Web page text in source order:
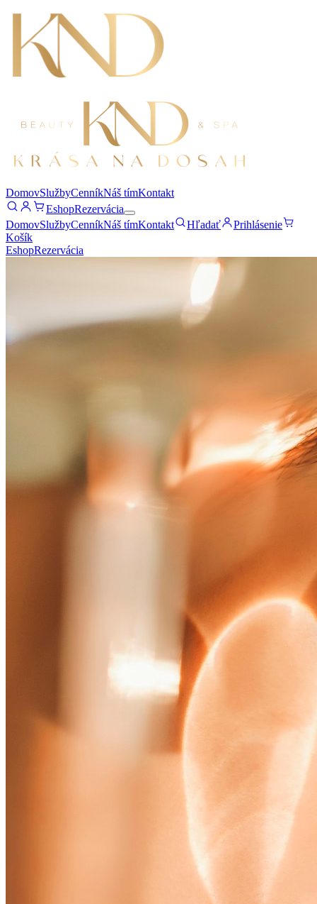
DomovSlužbyCenníkNáš tímKontakt
EshopRezervácia
DomovSlužbyCenníkNáš tímKontakt Hľadať
Prihlásenie
Košík
EshopRezervácia